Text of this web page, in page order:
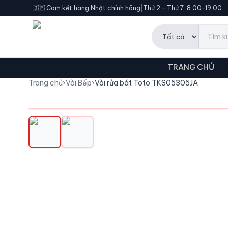
🇯🇵 Cam kết hàng Nhật chính hãng Thứ 2 – Thứ 7: 8:00–19:00
TRANG CHỦ
Trang chủ›Vòi Bếp›Vòi rửa bát Toto TKS05305JA